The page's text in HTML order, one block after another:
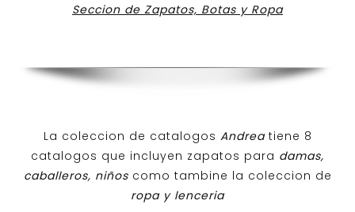
Seccion de Zapatos, Botas y Ropa
La coleccion de catalogos Andreatiene 8
catalogos que incluyen zapatos para damas,
caballeros, niños como tambine la coleccion de
ropa y lenceria